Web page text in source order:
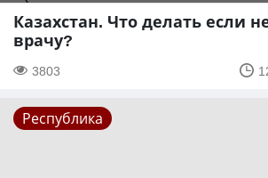
Казахстан. Что делать если
врачу?
3803
Республика